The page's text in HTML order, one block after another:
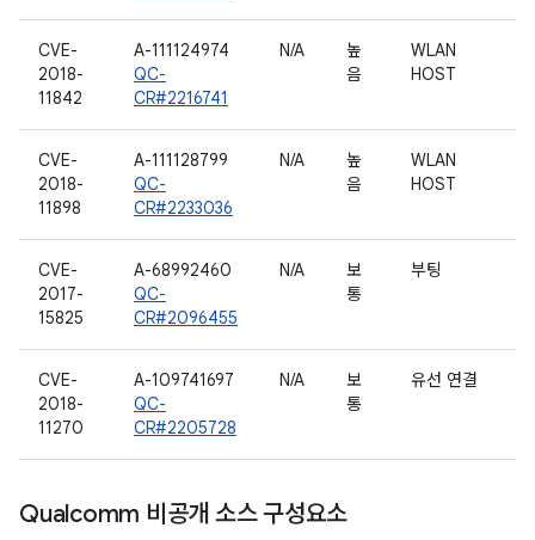
CVE-
2018-
11842
A-111124974
QC-
CR#2216741
N/A
높
음
WLAN
HOST
CVE-
2018-
11898
A-111128799
QC-
CR#2233036
N/A
높
음
WLAN
HOST
CVE-
2017-
15825
A-68992460
QC-
CR#2096455
N/A
보
통
부팅
CVE-
2018-
11270
A-109741697
QC-
CR#2205728
N/A
보
통
유선 연결
Qualcomm 비공개 소스 구성요소